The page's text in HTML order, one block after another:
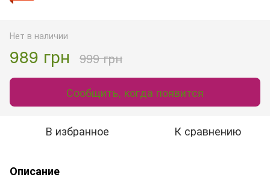
Нет в наличии
989 грн 999 грн
Сообщить, когда появится
В избранное К сравнению
Описание